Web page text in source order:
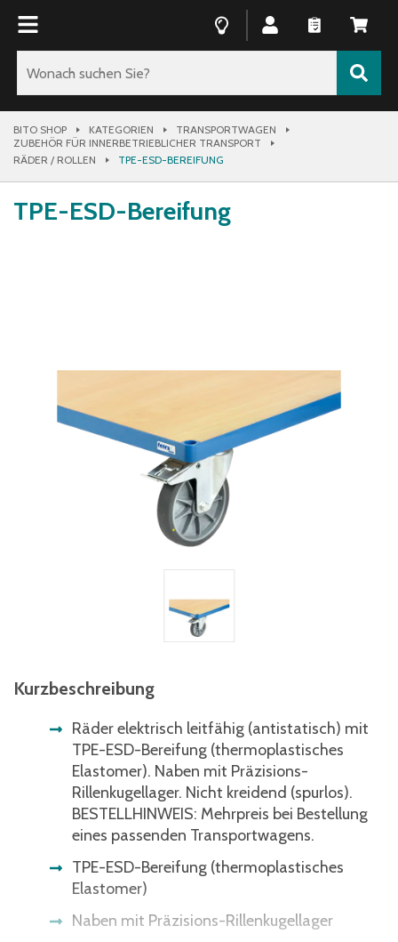
BITO SHOP KATEGORIEN
TRANSPORTWAGEN
ZUBEHÖR FÜR INNERBETRIEBLICHER TRANSPORT
RÄDER / ROLLEN
TPE-ESD-BEREIFUNG
TPE-ESD-Bereifung
Kurzbeschreibung
Räder elektrisch leitfähig (antistatisch) mit
TPE-ESD-Bereifung (thermoplastisches
Elastomer). Naben mit Präzisions-
Rillenkugellager. Nicht kreidend (spurlos).
BESTELLHINWEIS: Mehrpreis bei Bestellung
eines passenden Transportwagens.
TPE-ESD-Bereifung (thermoplastisches
Elastomer)
Naben mit Präzisions-Rillenkugellager